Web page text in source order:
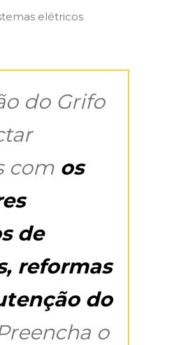
elétricos
do Grifo
com os
de
reformas
do
o